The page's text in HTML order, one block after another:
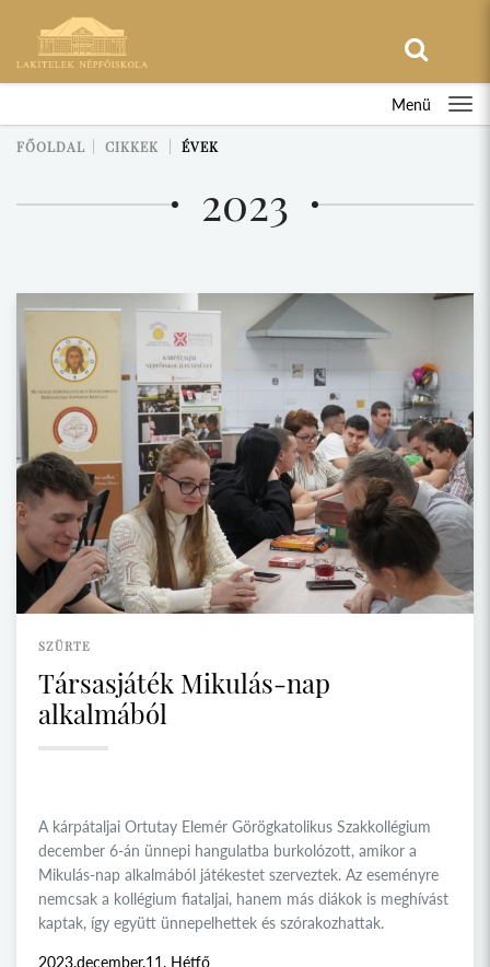
Menü
FŐOLDAL CIKKEK ÉVEK
2023
SZÜRTE
Társasjáték Mikulás-nap
alkalmából
A kárpátaljai Ortutay Elemér Görögkatolikus Szakkollégium
december 6-án ünnepi hangulatba burkolózott, amikor a
Mikulás-nap alkalmából játékestet szerveztek. Az eseményre
nemcsak a kollégium fiataljai, hanem más diákok is meghívást
kaptak, így együtt ünnepelhettek és szórakozhattak.
2023.december.11. Hétfő